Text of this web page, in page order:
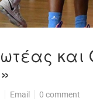
και
Email 0 comment